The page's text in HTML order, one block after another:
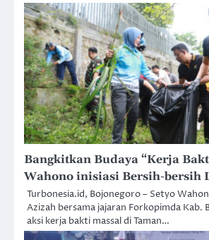
Bangkitkan Budaya “Kerja
Wahono inisiasi Bersih-bersih
Turbonesia.id, ​Bojonegoro – Setyo
Azizah bersama jajaran Forkopimda Kab.
aksi kerja bakti massal di Taman…